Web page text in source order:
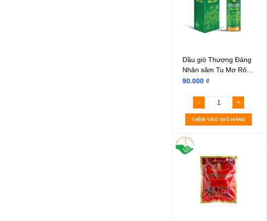
Dầu gió Thượng Đảng
Nhân sâm Tu Mơ Rông
(Hộp 1 chai 10ml)
90.000₫
THÊM VÀO GIỎ HÀNG